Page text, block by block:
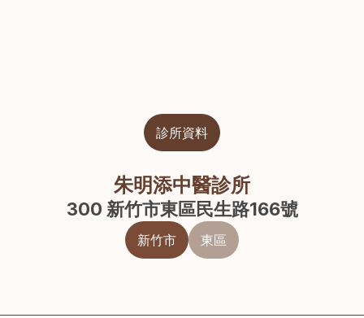
診所資料
朱明添中醫診所
300 新竹市東區民生路166號
新竹市 東區